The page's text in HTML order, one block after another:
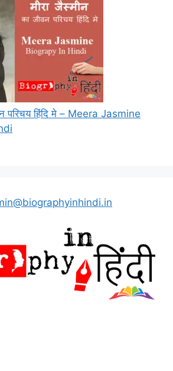
परिचय हिंदि मे – Meera Jasmine